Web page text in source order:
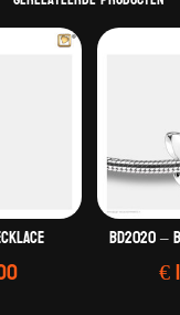
BD2020
€